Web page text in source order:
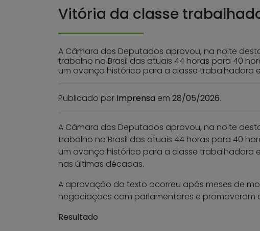
Vitória da classe
A Câmara dos Deputados aprovou, na noite
trabalho no Brasil das atuais 44 horas para 40
um avanço histórico para a classe trabalhadora
Publicado por Imprensa em 28/05/2026.
A Câmara dos Deputados aprovou, na noite
trabalho no Brasil das atuais 44 horas para 40
um avanço histórico para a classe trabalhadora
nas últimas décadas.
A aprovação do texto ocorreu após meses de
negociações com parlamentares e
Resultado